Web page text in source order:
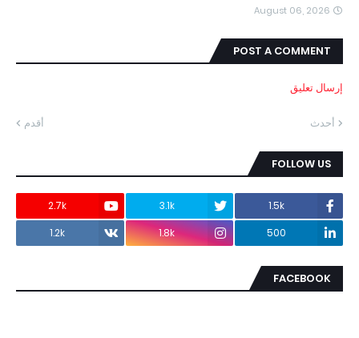
August 06, 2026
POST A COMMENT
إرسال تعليق
أحدث أقدم
FOLLOW US
1.5k
3.1k
2.7k
500
1.8k
1.2k
FACEBOOK